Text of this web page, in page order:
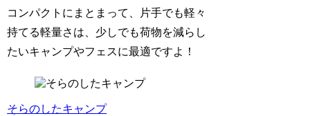
コンパクトにまとまって、片手でも軽々
持てる軽量さは、少しでも荷物を減らし
たいキャンプやフェスに最適ですよ！
そらのしたキャンプ